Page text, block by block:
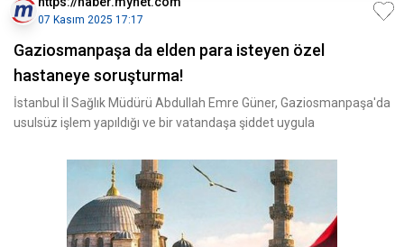
07 Kasım 2025 17:17
Gaziosmanpaşa da elden para isteyen özel
hastaneye soruşturma!
İstanbul İl Sağlık Müdürü Abdullah Emre Güner, Gaziosmanpaşa'da
usulsüz işlem yapıldığı ve bir vatandaşa şiddet uygula